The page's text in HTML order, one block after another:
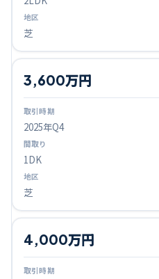
芝
2025年Q4
3,600万円
1DK
芝
4,000万円